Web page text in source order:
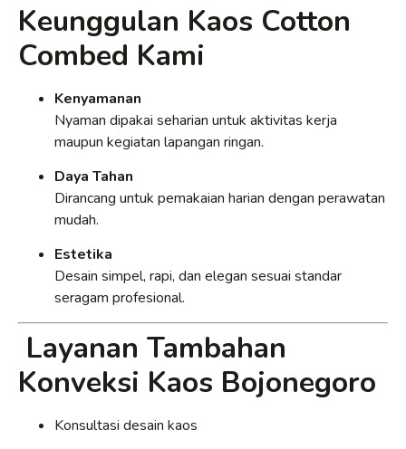
Keunggulan Kaos Cotton
Combed Kami
Kenyamanan
Nyaman dipakai seharian untuk aktivitas kerja
maupun kegiatan lapangan ringan.
Daya Tahan
Dirancang untuk pemakaian harian dengan perawatan
mudah.
Estetika
Desain simpel, rapi, dan elegan sesuai standar
seragam profesional.
Layanan Tambahan
Konveksi Kaos Bojonegoro
Konsultasi desain kaos